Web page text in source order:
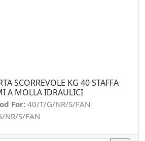
SCORREVOLE KG 40 STAFFA
A MOLLA IDRAULICI
For: 40/T/G/NR/S/FAN
NR/S/FAN